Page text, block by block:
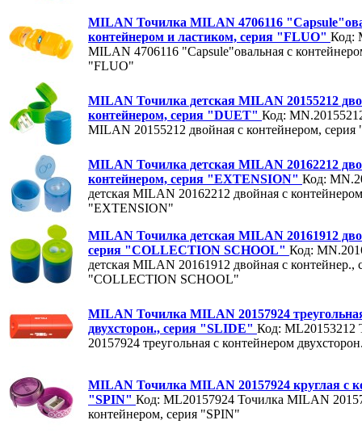
MILAN Точилка MILAN 4706116
контейнером и ластиком, серия "FLUO" Код:
MILAN 4706116 "Capsule"овальная с
"FLUO"
MILAN Точилка детская MILAN 20155212
контейнером, серия "DUET" Код:
MILAN 20155212 двойная с контейнером,
MILAN Точилка детская MILAN 20162212
контейнером, серия "EXTENSION" Код:
детская MILAN 20162212 двойная с
"EXTENSION"
MILAN Точилка детская MILAN 20161912
серия "COLLECTION SCHOOL" Код:
детская MILAN 20161912 двойная с контейнер.,
"COLLECTION SCHOOL"
MILAN Точилка MILAN 20157924
двухсторон., серия "SLIDE" Код: ML20153212
20157924 треугольная с контейнером
MILAN Точилка MILAN 20157924 круглая с
"SPIN" Код: ML20157924 Точилка MILAN
контейнером, серия "SPIN"